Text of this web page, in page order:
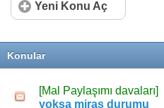
Yeni Konu Aç
Konular
[Mal Paylaşımı davaları]
yoksa miras durumu